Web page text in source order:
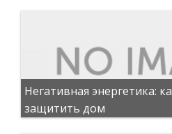
Негативная энергетика:
защитить дом